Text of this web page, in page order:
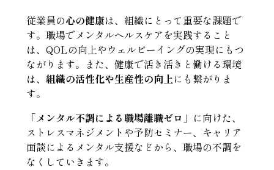
従業員の心の健康は、組織にとって重要な課題で
す。職場でメンタルヘルスケアを実践すること
は、QOLの向上やウェルビーイングの実現にもつ
ながります。また、健康で活き活きと働ける環境
は、 組織の活性化や生産性の向上にも繋がりま
す。
「メンタル不調による職場離職ゼロ」 に向けた、
ストレスマネジメントや予防セミナー、キャリア
面談によるメンタル支援などから、職場の不調を
なくしていきます。